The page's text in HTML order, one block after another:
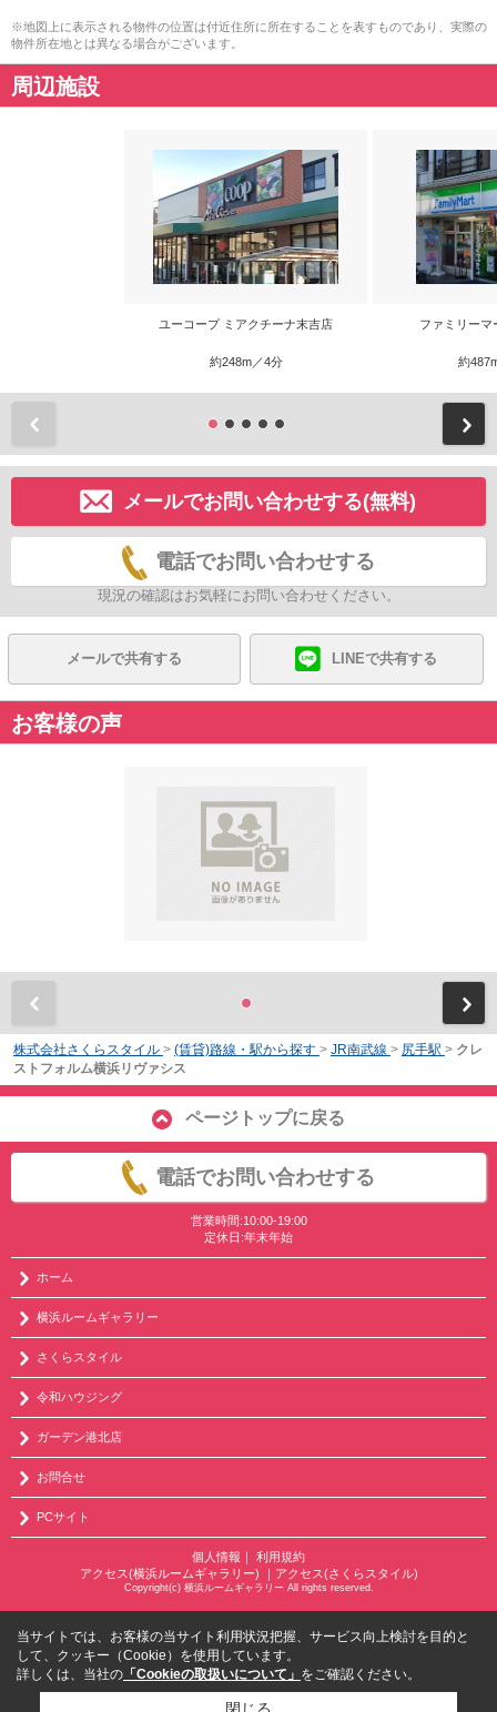
※地図上に表示される物件の位置は付近住所に所在することを表すものであり、実際の
物件所在地とは異なる場合がございます。
周辺施設
ユーコープ ミアクチーナ末吉店
約248m／4分
ファミリーマ
約
メールでお問い合わせする(無料)
電話でお問い合わせする
現況の確認はお気軽にお問い合わせください。
メールで共有する LINEで共有する
お客様の声
株式会社さくらスタイル > (賃貸)路線・駅から探す > JR南武線 > 尻手駅 > クレ
ストフォルム横浜リヴァシス
ページトップに戻る
電話でお問い合わせする
営業時間:10:00-19:00
定休日:年末年始
ホーム
横浜ルームギャラリー
さくらスタイル
令和ハウジング
ガーデン港北店
お問合せ
PCサイト
個人情報
利用規約
アクセス(横浜ルームギャラリー)
アクセス(さくらスタイル)
Copyright(c) 横浜ルームギャラリー All rights reserved.
当サイトでは、お客様の当サイト利用状況把握、サービス向上検討を目的と
して、クッキー（Cookie）を使用しています。
詳しくは、当社の 「Cookieの取扱いについて」 をご確認ください。